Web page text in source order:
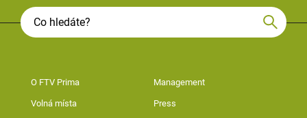
O FTV Prima Management
Volná místa Press